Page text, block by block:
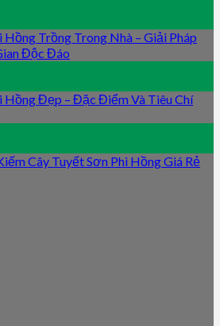
Hồng Trồng Trong Nhà – Giải Pháp
Độc Đáo
Hồng Đẹp – Đặc Điểm Và Tiêu Chí
Cây Tuyết Sơn Phi Hồng Giá Rẻ